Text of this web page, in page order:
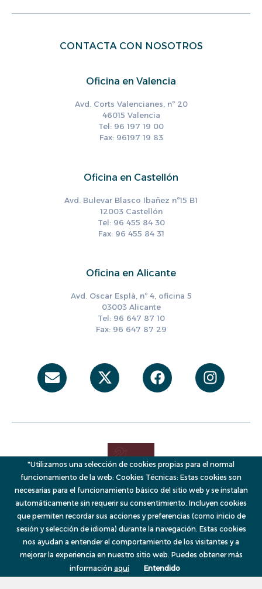
CONTACTA CON NOSOTROS
Oficina en Valencia
Avd. Corts Valencianes, nº 20
46015 Valencia
Tel: 96 197 19 00
Fax: 96197 19 83
Oficina en Castellón
Avd. Bulevar Blasco Ibañez nº15 B1
12003 Castellón
Tel: 96 455 84 30
Fax: 96 455 84 31
Oficina en Alicante
Avd. Oscar Esplà, nº 4, oficina 5
03003 Alicante
Tel: 96 647 87 10
Fax: 96 647 87 29
Envelope
X-
twitter
Facebook
© 2026, VAERSA, Generalitat Valenciana
Menú
"Utilizamos una selección de cookies propias para el normal
funcionamiento de la web: Cookies Técnicas: Estas cookies son
necesarias para el funcionamiento básico del sitio web y se instalan
automáticamente sin requerir su consentimiento. Incluyen cookies
que permiten recordar sus acciones y preferencias (como inicio de
sesión y selección de idioma) durante la navegación. Estas cookies
nos ayudan a entender el comportamiento de los visitantes y a
mejorar la experiencia en nuestro sitio web. Puedes obtener más
información aquí Entendido